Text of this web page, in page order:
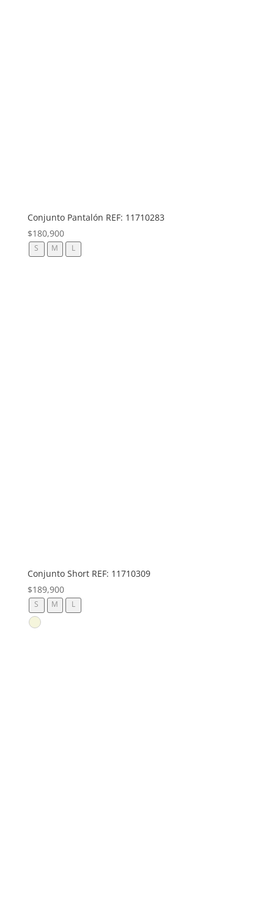
Conjunto Pantalón REF: 11710283
$180,900
S M L
Conjunto Short REF: 11710309
$189,900
S M L